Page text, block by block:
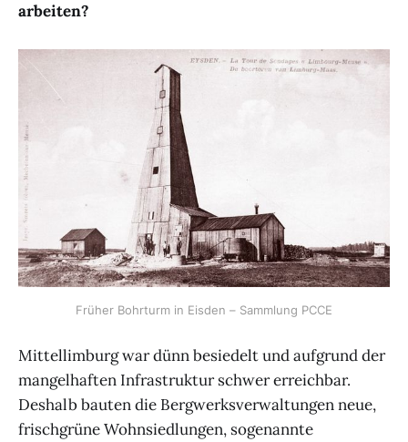
arbeiten?
Früher Bohrturm in Eisden – Sammlung PCCE
Mittellimburg war dünn besiedelt und aufgrund der
mangelhaften Infrastruktur schwer erreichbar.
Deshalb bauten die Bergwerksverwaltungen neue,
frischgrüne Wohnsiedlungen, sogenannte